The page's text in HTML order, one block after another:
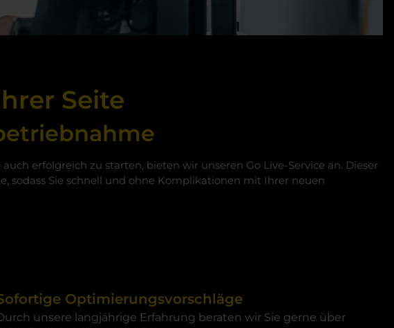
Seite
erfolgreich zu starten, bieten wir unseren Go Live-Service an. Dieser
sodass Sie schnell und ohne Komplikationen mit Ihrer neuen
Optimierungsvorschläge
unsere langjährige Erfahrung beraten wir Sie gerne über